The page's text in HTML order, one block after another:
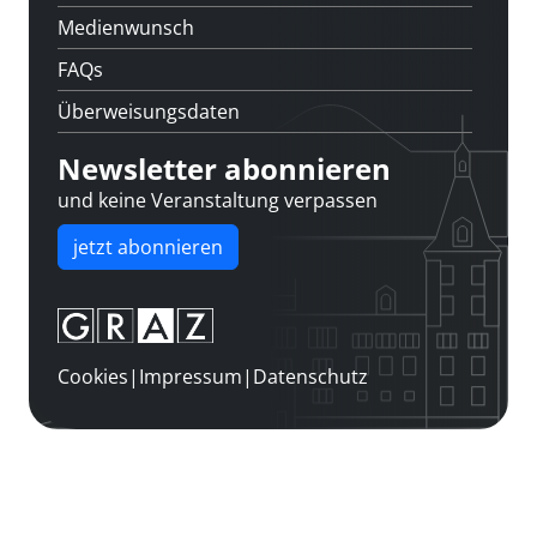
Medienwunsch
FAQs
Überweisungsdaten
Newsletter abonnieren
und keine Veranstaltung verpassen
jetzt abonnieren
Cookies| Impressum| Datenschutz